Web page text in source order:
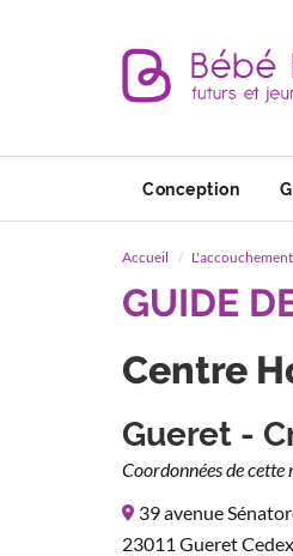
Conception
Accueil L'accouchement
GUIDE
Centre
Gueret -
Coordonnées de cette
39 avenue
23011 Gueret Cedex